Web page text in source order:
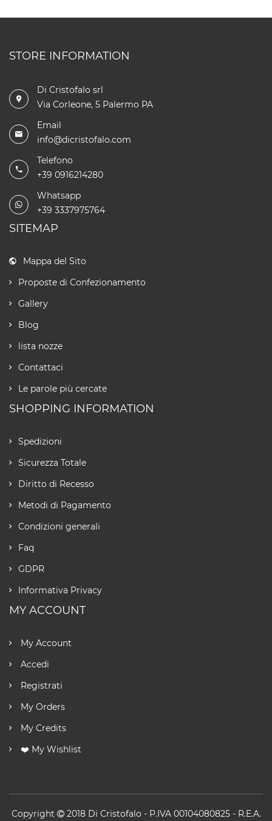
STORE INFORMATION
Di Cristofalo srl
Via Corleone, 5 Palermo PA
Email
info@dicristofalo.com
Telefono
+39 0916214280
Whatsapp
+39 3337975764
SITEMAP
Mappa del Sito
Proposte di Confezionamento
Gallery
Blog
lista nozze
Contattaci
Le parole più cercate
SHOPPING INFORMATION
Spedizioni
Sicurezza Totale
Diritto di Recesso
Metodi di Pagamento
Condizioni generali
Faq
GDPR
Informativa Privacy
MY ACCOUNT
My Account
Accedi
Registrati
My Orders
My Credits
❤️ My Wishlist
Copyright 2018 Di Cristofalo - P.IVA 00104080825 - R.E.A.